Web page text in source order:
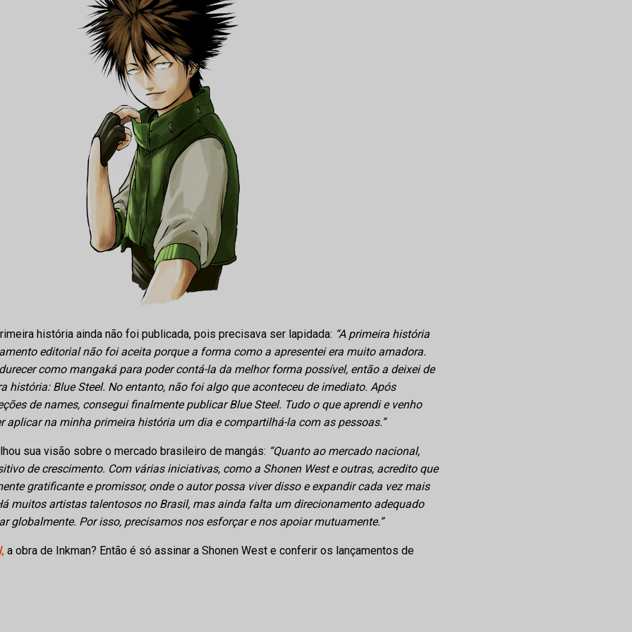
história ainda não foi publicada, pois precisava ser lapidada: “A primeira história
editorial não foi aceita porque a forma como a apresentei era muito amadora.
como mangaká para poder contá-la da melhor forma possível, então a deixei de
história: Blue Steel. No entanto, não foi algo que aconteceu de imediato. Após
de names, consegui finalmente publicar Blue Steel. Tudo o que aprendi e venho
aplicar na minha primeira história um dia e compartilhá-la com as pessoas.”
sua visão sobre o mercado brasileiro de mangás: “Quanto ao mercado nacional,
de crescimento. Com várias iniciativas, como a Shonen West e outras, acredito que
gratificante e promissor, onde o autor possa viver disso e expandir cada vez mais
muitos artistas talentosos no Brasil, mas ainda falta um direcionamento adequado
globalmente. Por isso, precisamos nos esforçar e nos apoiar mutuamente.”
, a obra de Inkman? Então é só assinar a Shonen West e conferir os lançamentos de